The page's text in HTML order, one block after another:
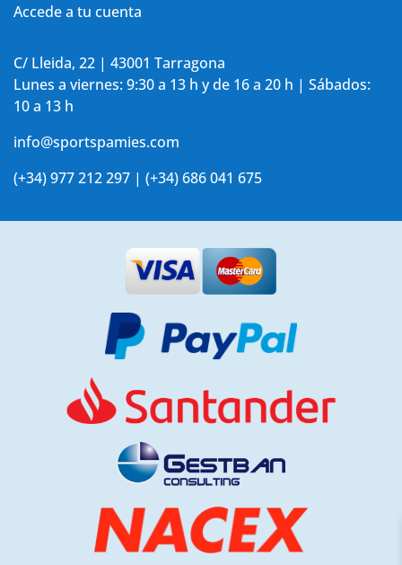
Accede a tu cuenta
C/ Lleida, 22 | 43001 Tarragona
Lunes a viernes: 9:30 a 13 h y de 16 a 20 h | Sábados:
10 a 13 h
info@sportspamies.com
(+34) 977 212 297 | (+34) 686 041 675